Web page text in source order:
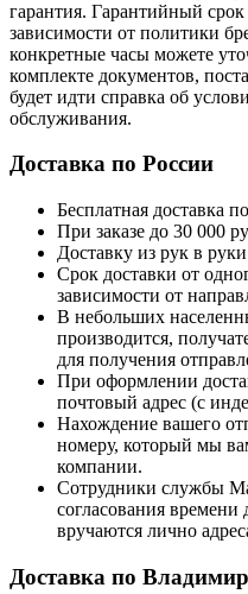
гарантия. Гарантийный
зависимости от политики
конкретные часы можете
комплекте документов,
будет идти справка об
обслуживания.
Доставка по России
Бесплатная доставка
При заказе до 30 000
Доставку из рук в
Срок доставки от
зависимости от
В небольших
производится,
для получения
При оформлении
почтовый адрес (с
Нахождение вашего
номеру, который мы
компании.
Сотрудники службы
согласования времени
вручаются лично
Доставка по